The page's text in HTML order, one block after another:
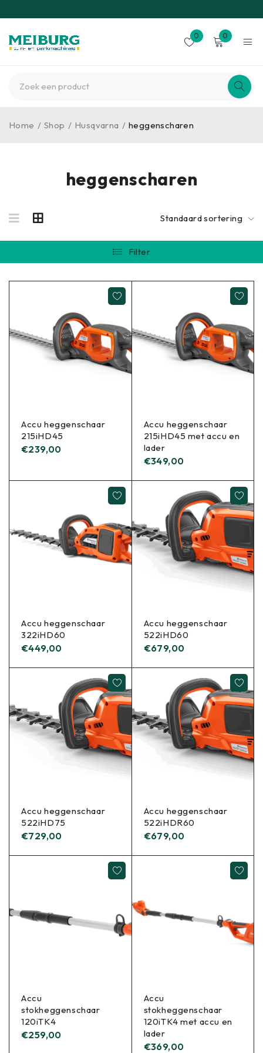
0 0
heggenscharen
Home / Shop / Husqvarna / heggenscharen
Standaard sortering
Filter
Accu heggenschaar
215iHD45
€239,00
Accu heggenschaar
215iHD45 met accu en
lader
€349,00
Accu heggenschaar
322iHD60
€449,00
Accu heggenschaar
522iHD60
€679,00
Accu heggenschaar
522iHD75
€729,00
Accu heggenschaar
522iHDR60
€679,00
Accu
stokheggenschaar
120iTK4
€259,00
Accu
stokheggenschaar
120iTK4 met accu en
lader
€369,00